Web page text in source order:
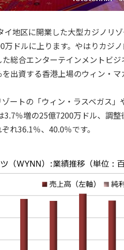
地区に開業した大型カジノリ
万ドルに上ります。やはりカジ
総合エンターテインメントビ
出資する香港上場のウィン・マ
ートの「ウィン・ラスベガス
3.7％増の25億7200万ドル、調
れ36.1％、40.0％です。